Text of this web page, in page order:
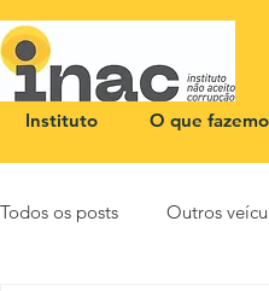
Instituto O que
Todos os posts Outros